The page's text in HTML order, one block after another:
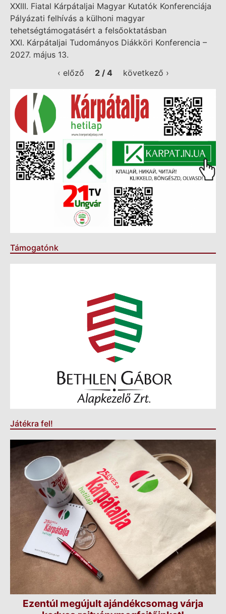
XXIII. Fiatal Kárpátaljai Magyar Kutatók Konferenciája
Pályázati felhívás a külhoni magyar
tehetségtámogatásért a felsőoktatásban
XXI. Kárpátaljai Tudományos Diákköri Konferencia –
2027. május 13.
‹ előző
2 / 4 következő ›
Támogatónk
Játékra fel!
Ezentúl megújult ajándékcsomag várja